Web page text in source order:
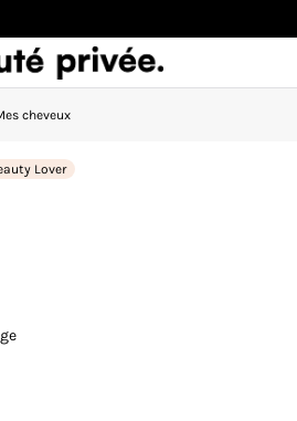
?
!
cheveux
Lover